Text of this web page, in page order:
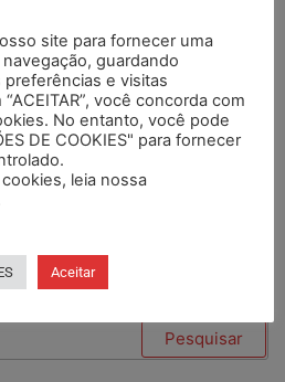
SEMAPI discute com
governo participação na
site para fornecer uma
guardando
e visitas
você concorda com
No entanto, você pode
DE COOKIES" para fornecer
leia nossa
Aceitar